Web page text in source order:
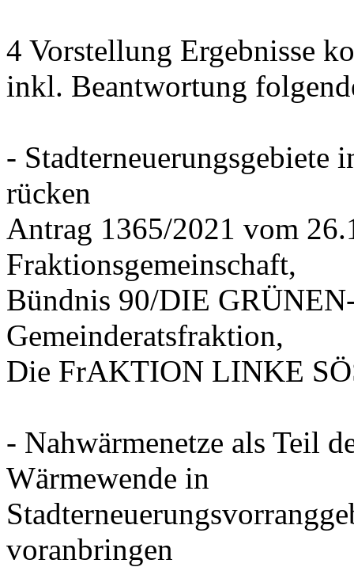
4 Vorstellung Ergebnisse
inkl. Beantwortung
- Stadterneuerungsgebiete
rücken
Antrag 1365/2021 vom
Fraktionsgemeinschaft,
Bündnis 90/DIE
Gemeinderatsfraktion,
Die FrAKTION LINKE
- Nahwärmenetze als Teil
Wärmewende in
voranbringen